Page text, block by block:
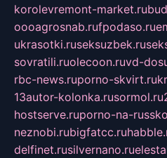
korolevremont-market.ru
oooagrosnab.rufpodaso.ru
ukrasotki.ruseksuzbek.ru
sovratili.ruolecoon.ruvd-
rbc-news.ruporno-skvirt.ru
13autor-kolonka.rusormol.ru
hostserve.ruporno-na-
neznobi.rubigfatcc.ru
delfinet.rusilvernano.ru